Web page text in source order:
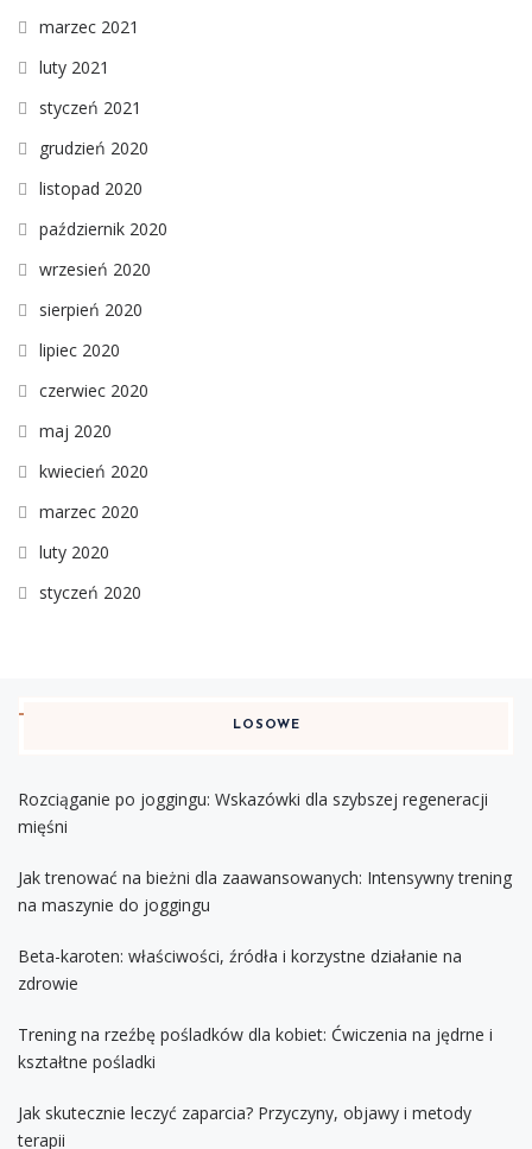
marzec 2021
luty 2021
styczeń 2021
grudzień 2020
listopad 2020
październik 2020
wrzesień 2020
sierpień 2020
lipiec 2020
czerwiec 2020
maj 2020
kwiecień 2020
marzec 2020
luty 2020
styczeń 2020
LOSOWE
Rozciąganie po joggingu: Wskazówki dla szybszej regeneracji
mięśni
Jak trenować na bieżni dla zaawansowanych: Intensywny trening
na maszynie do joggingu
Beta-karoten: właściwości, źródła i korzystne działanie na
zdrowie
Trening na rzeźbę pośladków dla kobiet: Ćwiczenia na jędrne i
kształtne pośladki
Jak skutecznie leczyć zaparcia? Przyczyny, objawy i metody
terapii